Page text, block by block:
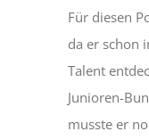
Für diesen
da er schon
Talent
Junioren-
musste er